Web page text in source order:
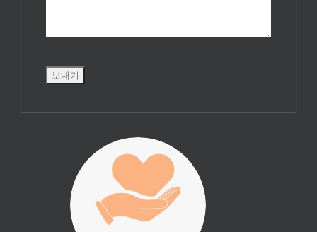
진리횃불 사역은
여러분의 후원으
로 이루어집니다.